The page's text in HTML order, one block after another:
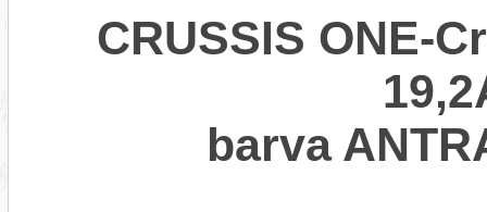
CRUSSIS ONE-
barva